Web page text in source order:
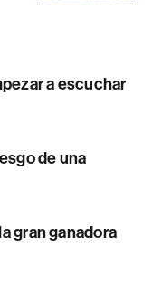
a escuchar
de una
gran ganadora